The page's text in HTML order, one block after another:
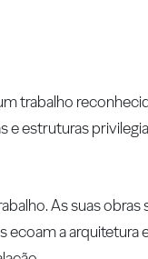
trabalho
estruturas
As suas
a arquitetura